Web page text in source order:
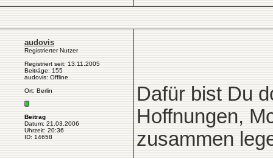
audovis
Registrierter Nutzer
Registriert seit: 13.11.2005
Beiträge: 155
audovis: Offline
Ort: Berlin
Beitrag
Datum: 21.03.2006
Uhrzeit: 20:36
ID: 14658
Dafür bist Du
Hoffnungen,
zusammen